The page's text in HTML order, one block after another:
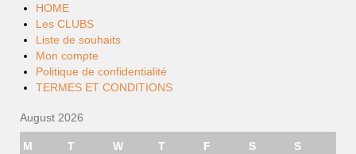
HOME
Les CLUBS
Liste de souhaits
Mon compte
Politique de confidentialité
TERMES ET CONDITIONS
August 2026
M T W T F S S